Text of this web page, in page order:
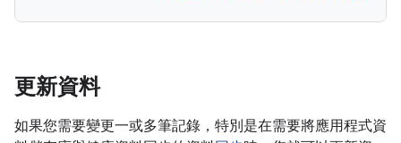
更新資料
如果您需要變更一或多筆記錄，特別是在需要將應用程式資